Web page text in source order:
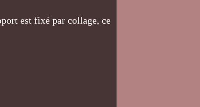
est fixé par collage, ce